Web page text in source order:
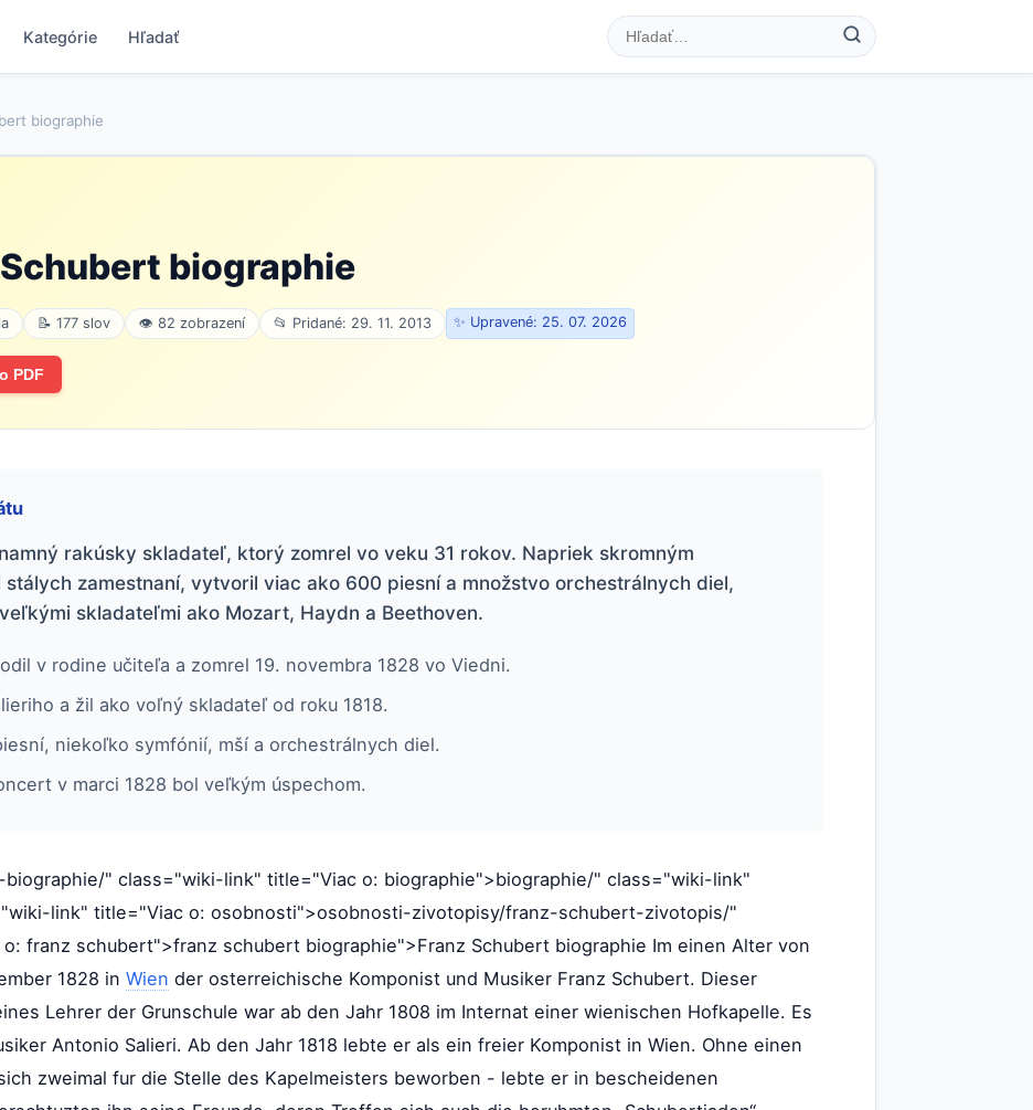
Kategórie Hľadať
biographie
biographie
📝 177 slov 👁 82 zobrazení 📂 Pridané: 29. 11. 2013 ✨ Upravené: 25. 07. 2026
PDF
rakúsky skladateľ, ktorý zomrel vo veku 31 rokov. Napriek skromným
stálych zamestnaní, vytvoril viac ako 600 piesní a množstvo orchestrálnych diel,
skladateľmi ako Mozart, Haydn a Beethoven.
v rodine učiteľa a zomrel 19. novembra 1828 vo Viedni.
a žil ako voľný skladateľ od roku 1818.
niekoľko symfónií, mší a orchestrálnych diel.
v marci 1828 bol veľkým úspechom.
-biographie/" class="wiki-link" title="Viac o: biographie">biographie/" class="wiki-link"
link" title="Viac o: osobnosti">osobnosti-zivotopisy/franz-schubert-zivotopis/"
franz schubert">franz schubert biographie">Franz Schubert biographie Im einen Alter von
1828 in Wien der osterreichische Komponist und Musiker Franz Schubert. Dieser
Lehrer der Grunschule war ab den Jahr 1808 im Internat einer wienischen Hofkapelle. Es
Antonio Salieri. Ab den Jahr 1818 lebte er als ein freier Komponist in Wien. Ohne einen
zweimal fur die Stelle des Kapelmeisters beworben - lebte er in bescheidenen